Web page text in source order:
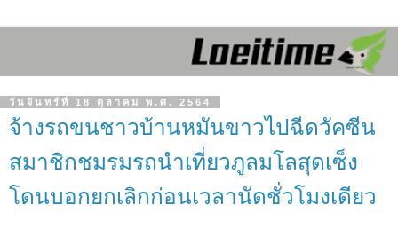
วันจันทร์ที่ 18 ตุลาคม พ.ศ. 2564
จ้างรถขนชาวบ้านหมันขาวไปฉีดวัคซีน
สมาชิกชมรมรถนำเที่ยวภูลมโลสุดเซ็ง
โดนบอกยกเลิกก่อนเวลานัดชั่วโมงเดียว